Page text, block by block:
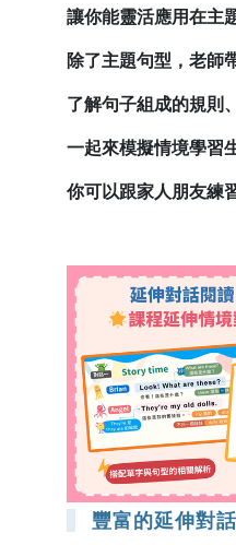
讓你能靈活應用在主
除了主題句型，老師
了解句子組成的規則、
一起來模擬情境學習
你可以跟家人朋友練
豐富的延伸對